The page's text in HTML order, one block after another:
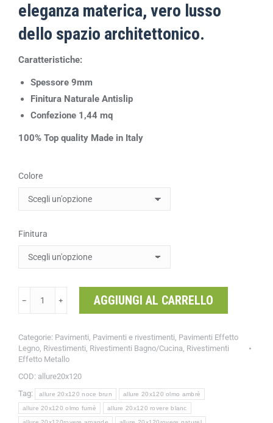
eleganza materica, vero lusso
dello spazio architettonico.
Caratteristiche:
Spessore 9mm
Finitura Naturale Antislip
Confezione 1,44 mq
100% Top quality Made in Italy
Colore
Finitura
﹣ ﹢ AGGIUNGI AL CARRELLO
Categorie: Pavimenti, Pavimenti e rivestimenti, Pavimenti Effetto
Legno, Rivestimenti, Rivestimenti Bagno/Cucina, Rivestimenti
Effetto Metallo
COD: allure20x120
Tag:
allure 20x120 noce brun allure 20x120 olmo ambrè
allure 20x120 olmo fumè allure 20x120 rovere blanc